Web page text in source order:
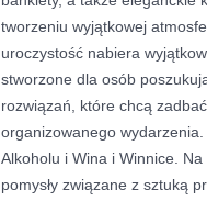
tworzeniu wyjątkowej
uroczystość nabiera
stworzone dla osób
rozwiązań, które chcą
organizowanego
Alkoholu i Wina i Winnice.
pomysły związane z sztuką